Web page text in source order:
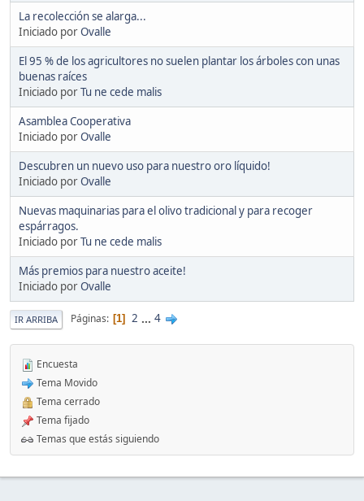
La recolección se alarga...
Iniciado porOvalle
El 95 % de los agricultores no suelen plantar los árboles con unas
buenas raíces
Iniciado porTu ne cede malis
Asamblea Cooperativa
Iniciado porOvalle
Descubren un nuevo uso para nuestro oro líquido!
Iniciado porOvalle
Nuevas maquinarias para el olivo tradicional y para recoger
espárragos.
Iniciado porTu ne cede malis
Más premios para nuestro aceite!
Iniciado porOvalle
IR ARRIBA Páginas 1 2 ... 4
Encuesta
Tema Movido
Tema cerrado
Tema fijado
Temas que estás siguiendo